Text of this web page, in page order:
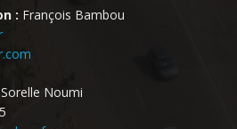
: François Bambou
Sorelle Noumi